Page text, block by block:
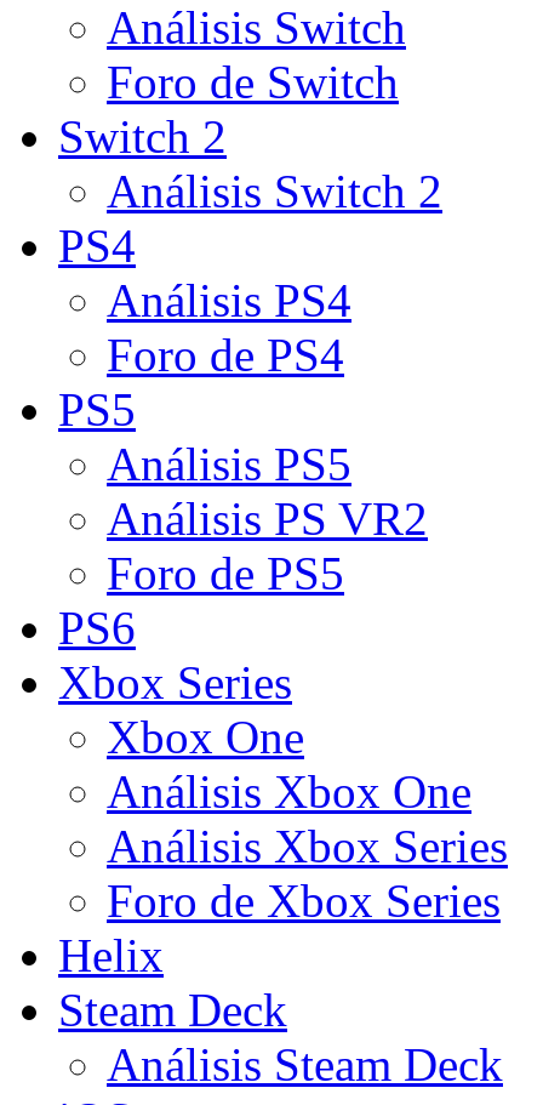
Análisis Switch
Foro de Switch
Switch 2
Análisis Switch 2
PS4
Análisis PS4
Foro de PS4
PS5
Análisis PS5
Análisis PS VR2
Foro de PS5
PS6
Xbox Series
Xbox One
Análisis Xbox One
Análisis Xbox Series
Foro de Xbox Series
Helix
Steam Deck
Análisis Steam Deck